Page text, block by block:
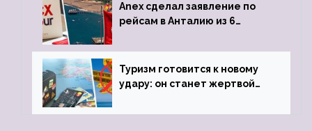
Anex сделал заявление по
рейсам в Анталию из 6
Туризм готовится к новому
удару: он станет жертвой